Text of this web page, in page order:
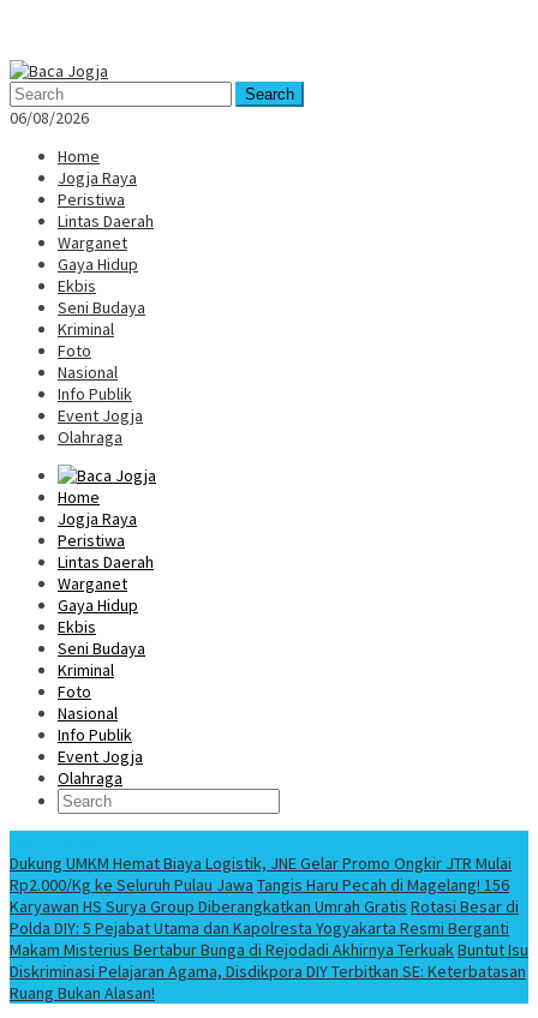
Mobile
Menu
Search
06/08/2026
Home
Jogja Raya
Peristiwa
Lintas Daerah
Warganet
Gaya Hidup
Ekbis
Seni Budaya
Kriminal
Foto
Nasional
Info Publik
Event Jogja
Olahraga
Home
Jogja Raya
Peristiwa
Lintas Daerah
Warganet
Gaya Hidup
Ekbis
Seni Budaya
Kriminal
Foto
Nasional
Info Publik
Event Jogja
Olahraga
Dukung UMKM Hemat Biaya Logistik, JNE Gelar Promo Ongkir JTR Mulai
Rp2.000/Kg ke Seluruh Pulau Jawa Tangis Haru Pecah di Magelang! 156
Karyawan HS Surya Group Diberangkatkan Umrah Gratis Rotasi Besar di
Polda DIY: 5 Pejabat Utama dan Kapolresta Yogyakarta Resmi Berganti
Makam Misterius Bertabur Bunga di Rejodadi Akhirnya TerkuakBuntut Isu
Diskriminasi Pelajaran Agama, Disdikpora DIY Terbitkan SE: Keterbatasan
Ruang Bukan Alasan!